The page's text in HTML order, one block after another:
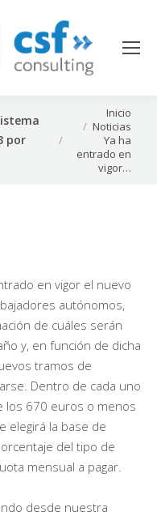
por
Inicio
Noticias
Ya ha
entrado en
vigor…
en vigor el nuevo
autónomos,
de cuáles serán
y, en función de dicha
tramos de
Dentro de cada uno
los 670 euros o menos
elegirá la base de
del tipo de
mensual a pagar.
desde nuestra